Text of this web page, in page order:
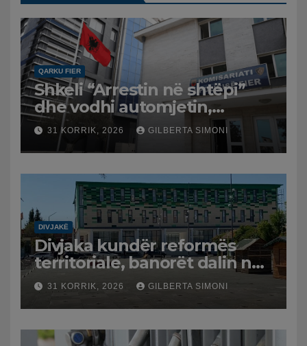
QARKU FIER
Shkeli “Arrestin në shtëpi”
dhe vodhi automjetin,
arrestohet 43-vjeçari
31 KORRIK, 2026 GILBERTA SIMONI
DIVJAKË
Divjaka kundër reformës
territoriale, banorët dalin në
protestë.
31 KORRIK, 2026 GILBERTA SIMONI